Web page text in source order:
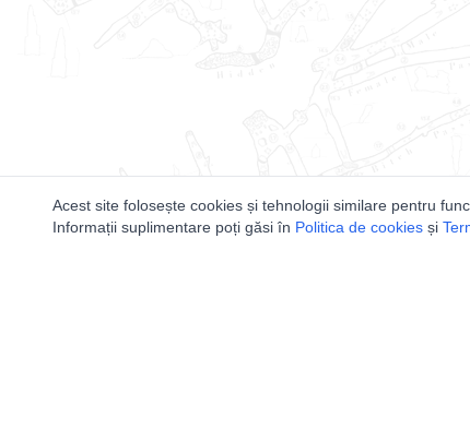
Acest site folosește cookies și tehnologii similare pentru
Informații suplimentare poți găsi în Politica de cookies și